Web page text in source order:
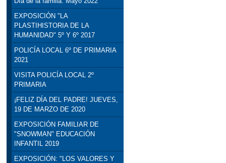
EXPOSICIÓN "LA
PLASTIHISTORIA DE LA
HUMANIDAD" 5º Y 6º 2017
POLICÍA LOCAL 6º DE PRIMARIA
2021
VISITA POLICÍA LOCAL 2º
PRIMARIA
¡FELIZ DÍA DEL PADRE! JUEVES,
19 DE MARZO DE 2020
EXPOSICIÓN FAMILIAR DE
"SNOWMAN" EDUCACIÓN
INFANTIL 2019
EXPOSICIÓN: "LOS VALORES Y